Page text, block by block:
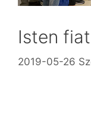
Isten
2019-05-26